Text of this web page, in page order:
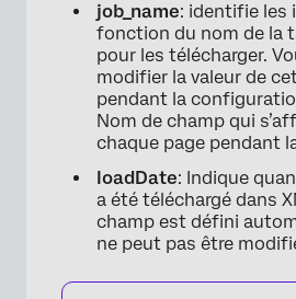
job_name: identifie les
fonction du nom de la
pour les télécharger.
modifier la valeur de
pendant la
Nom de champ qui
chaque page pendant
loadDate: Indique
a été téléchargé dans
champ est défini
ne peut pas être